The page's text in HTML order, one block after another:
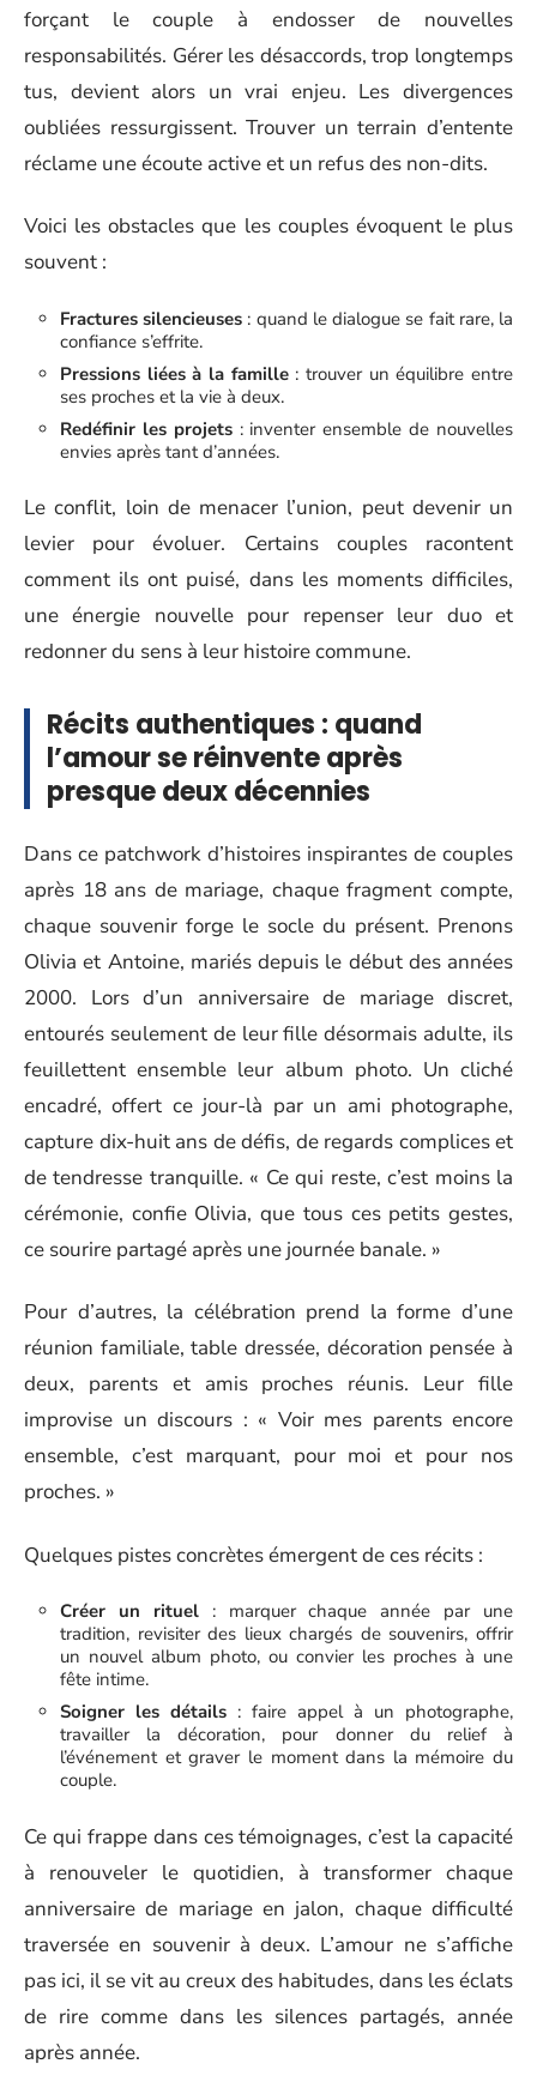
forçant le couple à endosser de nouvelles
responsabilités. Gérer les désaccords, trop longtemps
tus, devient alors un vrai enjeu. Les divergences
oubliées ressurgissent. Trouver un terrain d’entente
réclame une écoute active et un refus des non-dits.
Voici les obstacles que les couples évoquent le plus
souvent :
Fractures silencieuses : quand le dialogue se fait rare, la
confiance s’effrite.
Pressions liées à la famille: trouver un équilibre entre
ses proches et la vie à deux.
Redéfinir les projets: inventer ensemble de nouvelles
envies après tant d’années.
Le conflit, loin de menacer l’union, peut devenir un
levier pour évoluer. Certains couples racontent
comment ils ont puisé, dans les moments difficiles,
une énergie nouvelle pour repenser leur duo et
redonner du sens à leur histoire commune.
Récits authentiques : quand
l’amour se réinvente après
presque deux décennies
Dans ce patchwork d’histoires inspirantes de couples
après 18 ans de mariage, chaque fragment compte,
chaque souvenir forge le socle du présent. Prenons
Olivia et Antoine, mariés depuis le début des années
2000. Lors d’un anniversaire de mariage discret,
entourés seulement de leur fille désormais adulte, ils
feuillettent ensemble leur album photo. Un cliché
encadré, offert ce jour-là par un ami photographe,
capture dix-huit ans de défis, de regards complices et
de tendresse tranquille. « Ce qui reste, c’est moins la
cérémonie, confie Olivia, que tous ces petits gestes,
ce sourire partagé après une journée banale. »
Pour d’autres, la célébration prend la forme d’une
réunion familiale, table dressée, décoration pensée à
deux, parents et amis proches réunis. Leur fille
improvise un discours : « Voir mes parents encore
ensemble, c’est marquant, pour moi et pour nos
proches. »
Quelques pistes concrètes émergent de ces récits :
Créer un rituel: marquer chaque année par une
tradition, revisiter des lieux chargés de souvenirs, offrir
un nouvel album photo, ou convier les proches à une
fête intime.
Soigner les détails : faire appel à un photographe,
travailler la décoration, pour donner du relief à
l’événement et graver le moment dans la mémoire du
couple.
Ce qui frappe dans ces témoignages, c’est la capacité
à renouveler le quotidien, à transformer chaque
anniversaire de mariage en jalon, chaque difficulté
traversée en souvenir à deux. L’amour ne s’affiche
pas ici, il se vit au creux des habitudes, dans les éclats
de rire comme dans les silences partagés, année
après année.